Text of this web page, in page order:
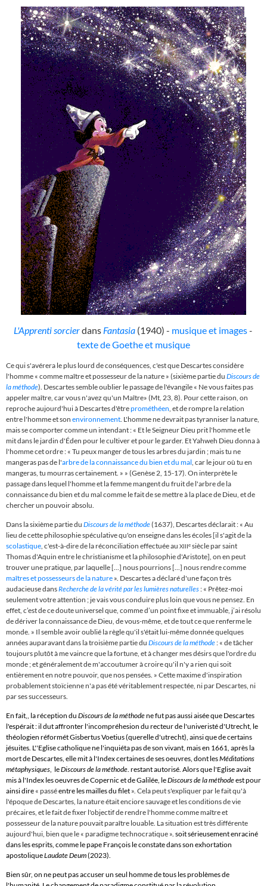
L'Apprenti sorcierdans Fantasia(1940) - musique et images-
texte de Goethe et musique
Ce qui s'avérera le plus lourd de conséquences, c'est que Descartes considère
l'homme « comme maître et possesseur de la nature » (sixième partie du Discours de
la méthode). Descartes semble oublier le passage de l'évangile « Ne vous faites pas
appeler maître, car vous n'avez qu'un Maître» (Mt, 23, 8). Pour cette raison, on
reproche aujourd'hui à Descartes d'êtreprométhéen, et de rompre la relation
entre l'homme et son environnement. L'homme ne devrait pas tyranniser la nature,
mais se comporter comme un intendant : « Et le Seigneur Dieu prit l'homme et le
mit dans le jardin d'Éden pour le cultiver et pour le garder. Et Yahweh Dieu donna à
l'homme cet ordre : « Tu peux manger de tous les arbres du jardin ; mais tu ne
mangeras pas de l'arbre de la connaissance du bien et du mal, car le jour où tu en
mangeras, tu mourras certainement. » » (Genèse 2, 15-17). On interprète le
passage dans lequel l'homme et la femme mangent du fruit de l'arbre de la
connaissance du bien et du mal comme le fait de se mettre à la place de Dieu, et de
chercher un pouvoir absolu.
Dans la sixième partie du Discours de la méthode(1637), Descartes déclarait : « Au
lieu de cette philosophie spéculative qu'on enseigne dans les écoles [il s'agit de la
scolastique, c'est-à-dire de la réconciliation effectuée au XIIIe siècle par saint
Thomas d'Aquin entre le christianisme et la philosophie d'Aristote], on en peut
trouver une pratique, par laquelle [...] nous pourrions [...] nous rendre comme
maîtres et possesseurs de la nature ». Descartes a déclaré d'une façon très
audacieusedansRecherche de la vérité par les lumières naturelles: « Prêtez-moi
seulement votre attention ; je vais vous conduire plus loin que vous ne pensez. En
effet, c’est de ce doute universel que, comme d’un point fixe et immuable, j’ai résolu
de dériver la connaissance de Dieu, de vous-même, et de tout ce que renferme le
monde. » Il semble avoir oublié la règle qu'il s'était lui-même donnée quelques
années auparavant dans la troisième partie du Discours de la méthode: « de tâcher
toujours plutôt à me vaincre que la fortune, et à changer mes désirs que l'ordre du
monde ; et généralement de m'accoutumer à croire qu'il n'y a rien qui soit
entièrement en notre pouvoir, que nos pensées. » Cette maxime d'inspiration
probablement stoïcienne n'a pas été véritablement respectée, ni par Descartes, ni
par ses successeurs.
En fait,, la réception du Discours de la méthodene fut pas aussi aisée que Descartes
l'espérait : il dut affronter l'incompréhesion du recteur de l'univeristé d'Utrecht, le
théologien réformét Gisbertus Voetius (querelle d'utrecht), ainsi que de certains
jésuites. L''Eglise catholique ne l'inquiéta pas de son vivant, mais en 1661, après la
mort de Descartes, elle mit à l'Index certaines de ses oeuvres, dont lesMéditations
métaphysiques, leDiscours de la méthode. restant autorisé. Alors que l'Eglise avait
mis à l'Index les oeuvres de Copernic et de Galilée, leDiscours de la méthodeest pour
ainsi dire « passéentre les mailles du filet ». Cela peut s'expliquer par le fait qu'à
l'époque de Descartes, la nature était enciore sauvage et les conditions de vie
précaires, et le fait de fixer l'objectif de rendre l'homme comme maître et
possesseur de la nature pouvait paraître louable. La situation est très différente
aujourd'hui, bien que le « paradigme technocratique ». soit sérieusement enraciné
dans les esprits, comme le pape François le constate dans son exhortation
apostoliqueLaudate Deum(2023).
Bien sûr, on ne peut pas accuser un seul homme de tous les problèmes de